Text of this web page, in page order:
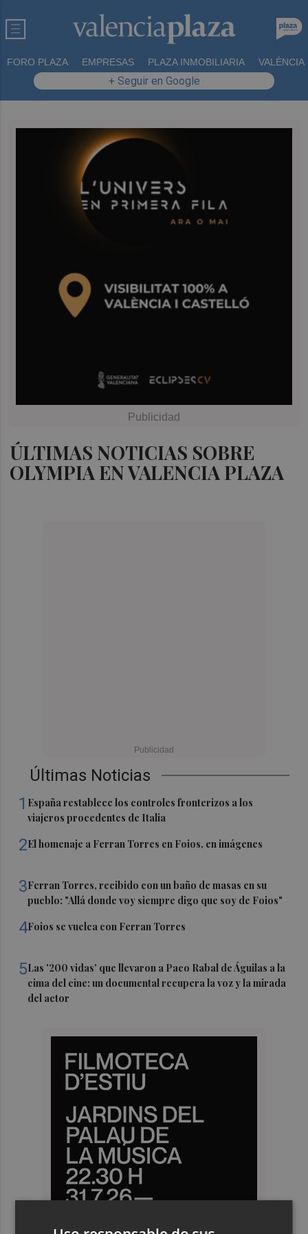
FORO PLAZA EMPRESAS PLAZA INMOBILIARIA VALÈNCIA
+ Seguir en Google
ÚLTIMAS NOTICIAS SOBRE
OLYMPIA EN VALENCIA PLAZA
Últimas Noticias
1 España restablece los controles fronterizos a los
viajeros procedentes de Italia
2El homenaje a Ferran Torres en Foios, en imágenes
3Ferran Torres, recibido con un baño de masas en su
pueblo: "Allá donde voy siempre digo que soy de Foios"
4Foios se vuelca con Ferran Torres
5Las '200 vidas' que llevaron a Paco Rabal de Águilas a la
cima del cine: un documental recupera la voz y la mirada
del actor